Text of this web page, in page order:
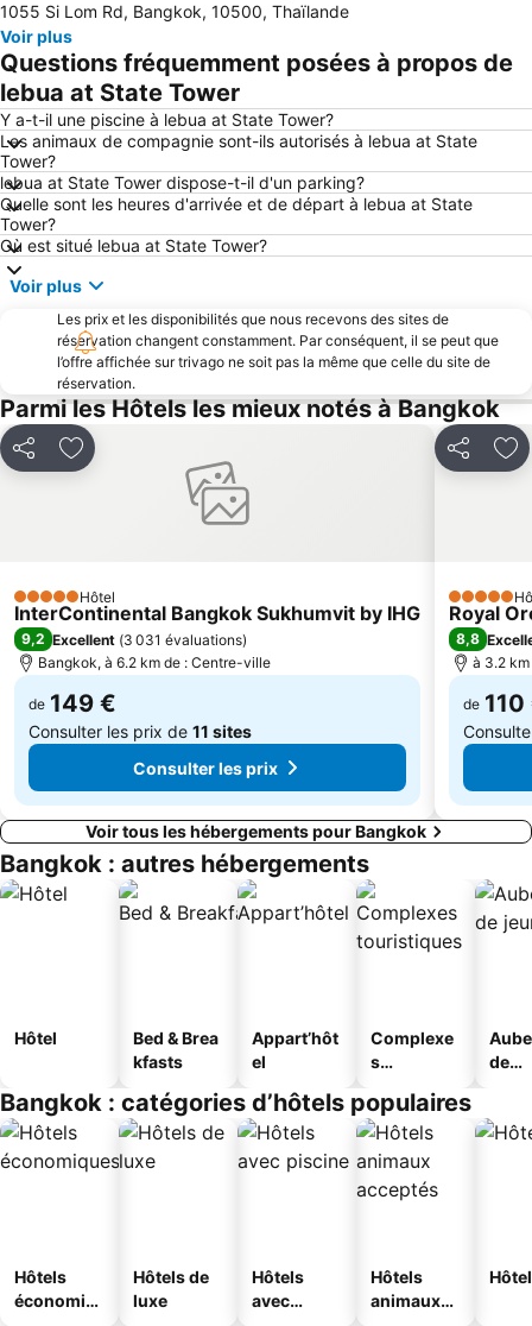
Siam Paragon
Terminal 21
Chao Phraya River and Bangkok Waterways Cruise including Wat Arun
BTS Phaya Thai
Aéroport International Don Muang
The Platinum Fashion
Bangkok City and Temples Tour
BTS Phrom Phong
BTS Sala Daeng
Wat Pho
Palais Royal
Yaowarat
BTS Victory Monument
MRT Bang Son Station
BTS Thong Lo
Patpong
BTS National Stadium - W1
BTS Ratchathewi
BTS Ekkamai
BTS On Nut
Tour Baiyoke II
Ramkhamhaeng
BTS Phra Khanong
Centre International Du Commerce Et Des Salons De Bangkok - Bitec
Bangkok's Grand Palace Complex and Wat Phra Kaew
MRT Rama 9
MRT Bang Sue
1055 Si Lom Rd, Bangkok, 10500, Thaïlande
Voir plus
Questions fréquemment posées à propos de
lebua at State Tower
Y a-t-il une piscine à lebua at State Tower?
Les animaux de compagnie sont-ils autorisés à lebua at State
Tower?
lebua at State Tower dispose-t-il d'un parking?
Quelle sont les heures d'arrivée et de départ à lebua at State
Tower?
Où est situé lebua at State Tower?
Voir plus
Les prix et les disponibilités que nous recevons des sites de
réservation changent constamment. Par conséquent, il se peut que
l’offre affichée sur trivago ne soit pas la même que celle du site de
réservation.
Parmi les Hôtels les mieux notés à Bangkok
PartagerAjouter à mes favoris
5 ÉtoilesHôtel
InterContinental Bangkok Sukhumvit by IHG
9,2 Excellent (3 031 évaluations)
Bangkok, à 6.2 km de : Centre-ville
de 149 €
Consulter les prix de 11 sites
Consulter les prix
Partager
5 Étoiles
Royal
8,8
à 3.2
de 110
Voir tous les hébergements pour Bangkok
Bangkok : autres hébergements
Hôtel
Bed & Brea
kfasts
Appart’hôt
el
Complexe
s
s
de
Bangkok : catégories d’hôtels populaires
Hôtels
économiq
Hôtels de
luxe
Hôtels
avec
Hôtels
animaux